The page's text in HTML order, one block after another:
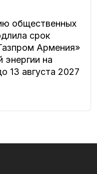
общественных
срок
Армения»
энергии на
13 августа 2027